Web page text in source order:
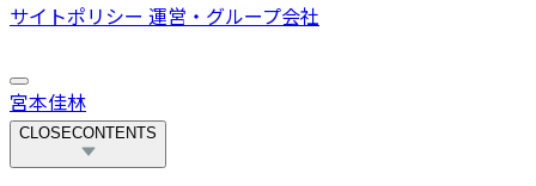
サイトポリシー 運営・グループ会社
宮本佳林
CLOSECONTENTS